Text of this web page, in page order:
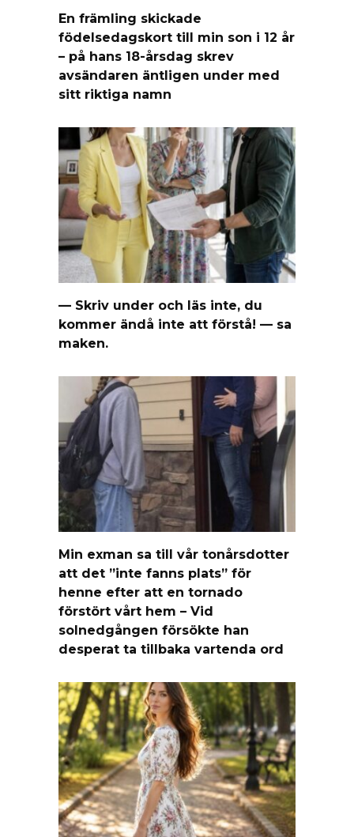
En främling skickade
födelsedagskort till min son i 12 år
– på hans 18-årsdag skrev
avsändaren äntligen under med
sitt riktiga namn
— Skriv under och läs inte, du
kommer ändå inte att förstå! — sa
maken.
Min exman sa till vår tonårsdotter
att det ”inte fanns plats” för
henne efter att en tornado
förstört vårt hem – Vid
solnedgången försökte han
desperat ta tillbaka vartenda ord